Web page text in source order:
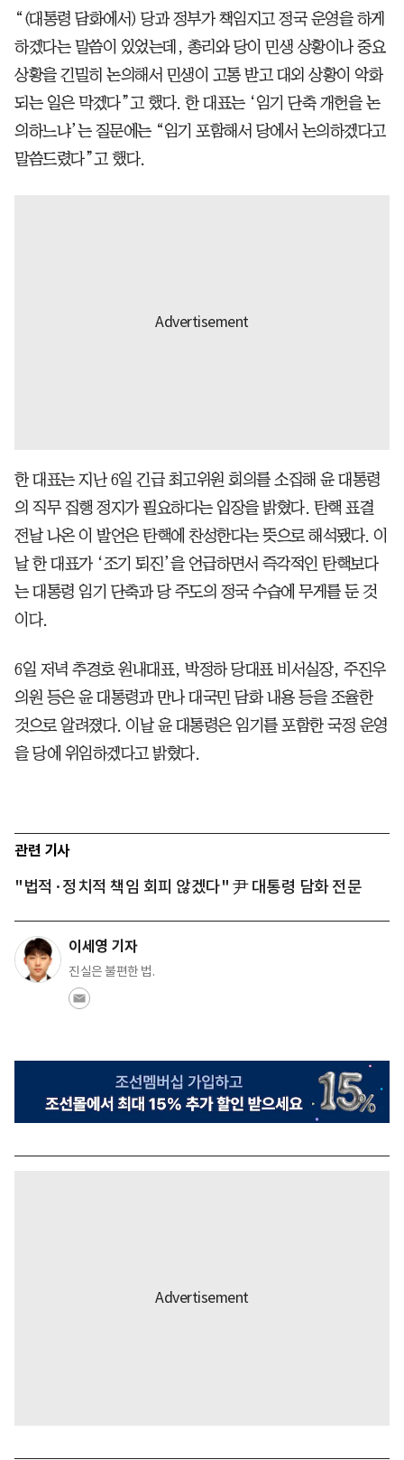
“(대통령 담화에서) 당과 정부가 책임지고 정국 운영을 하게
하겠다는 말씀이 있었는데, 총리와 당이 민생 상황이나 중요
상황을 긴밀히 논의해서 민생이 고통 받고 대외 상황이 악화
되는 일은 막겠다”고 했다. 한 대표는 ‘임기 단축 개헌을 논
의하느냐’는 질문에는 “임기 포함해서 당에서 논의하겠다고
말씀드렸다”고 했다.
한 대표는 지난 6일 긴급 최고위원 회의를 소집해 윤 대통령
의 직무 집행 정지가 필요하다는 입장을 밝혔다. 탄핵 표결
전날 나온 이 발언은 탄핵에 찬성한다는 뜻으로 해석됐다. 이
날 한 대표가 ‘조기 퇴진’을 언급하면서 즉각적인 탄핵보다
는 대통령 임기 단축과 당 주도의 정국 수습에 무게를 둔 것
이다.
6일 저녁 추경호 원내대표, 박정하 당대표 비서실장, 주진우
의원 등은 윤 대통령과 만나 대국민 담화 내용 등을 조율한
것으로 알려졌다. 이날 윤 대통령은 임기를 포함한 국정 운영
을 당에 위임하겠다고 밝혔다.
관련 기사
"법적·정치적 책임 회피 않겠다" 尹 대통령 담화 전문
이세영 기자
진실은 불편한 법.